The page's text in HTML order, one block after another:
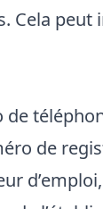
Cela peut
de
de